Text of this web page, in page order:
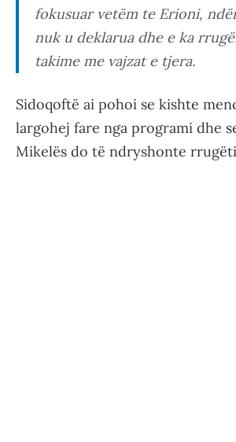
fokusuar vetëm te Erioni,
nuk u deklarua dhe e ka
takime me vajzat e tjera.
Sidoqoftë ai pohoi se kishte
largohej fare nga programi dhe
Mikelës do të ndryshonte